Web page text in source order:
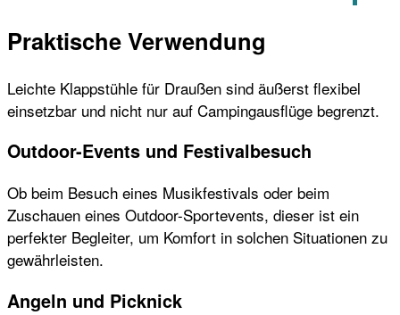
Praktische Verwendung
Leichte Klappstühle für Draußen sind äußerst flexibel
einsetzbar und nicht nur auf Campingausflüge begrenzt.
Outdoor-Events und Festivalbesuch
Ob beim Besuch eines Musikfestivals oder beim
Zuschauen eines Outdoor-Sportevents, dieser ist ein
perfekter Begleiter, um Komfort in solchen Situationen zu
gewährleisten.
Angeln und Picknick